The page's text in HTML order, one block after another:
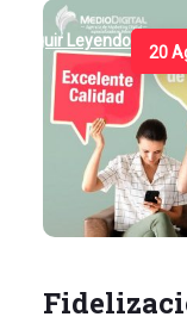
Seguir Leyendo
20